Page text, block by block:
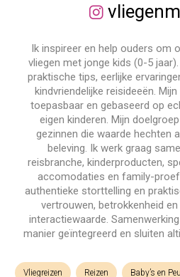
Ik inspireer en help ouders om
vliegen met jonge kids (0-5
praktische tips, eerlijke
kindvriendelijke reisideeën.
toepasbaar en gebaseerd op
eigen kinderen. Mijn
gezinnen die waarde hechten
beleving. Ik werk graag
reisbranche, kinderproducten,
accomodaties en family-
authentieke storttelling en
vertrouwen, betrokkenheid
interactiewaarde.
manier geïntegreerd en sluiten
Vliegreizen Reizen Baby’s en